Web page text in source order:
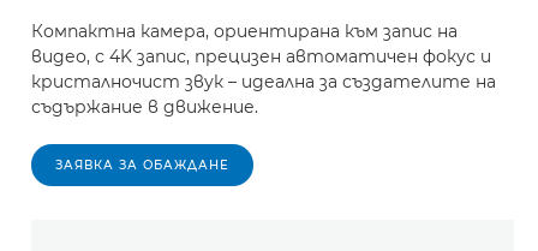
Компактна камера, ориентирана към запис на
видео, с 4K запис, прецизен автоматичен фокус и
кристалночист звук – идеална за създателите на
съдържание в движение.
ЗАЯВКА ЗА ОБАЖДАНЕ